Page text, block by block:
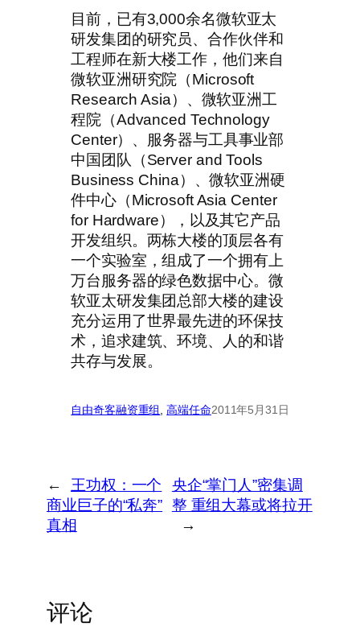
目前，已有3,000余名微软亚太
研发集团的研究员、合作伙伴和
工程师在新大楼工作，他们来自
微软亚洲研究院（Microsoft
Research Asia）、微软亚洲工
程院（Advanced Technology
Center）、服务器与工具事业部
中国团队（Server and Tools
Business China）、微软亚洲硬
件中心（Microsoft Asia Center
for Hardware），以及其它产品
开发组织。两栋大楼的顶层各有
一个实验室，组成了一个拥有上
万台服务器的绿色数据中心。微
软亚太研发集团总部大楼的建设
充分运用了世界最先进的环保技
术，追求建筑、环境、人的和谐
共存与发展。
自由奇客融资重组 , 高端任命2011年5月31日
←
王功权：一个
商业巨子的“私奔”
真相
央企“掌门人”密集调
整 重组大幕或将拉开
→
评论